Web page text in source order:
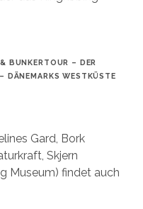
BUNKERTOUR – DER
DÄNEMARKS WESTKÜSTE
Gard, Bork
Skjern
Museum) findet auch